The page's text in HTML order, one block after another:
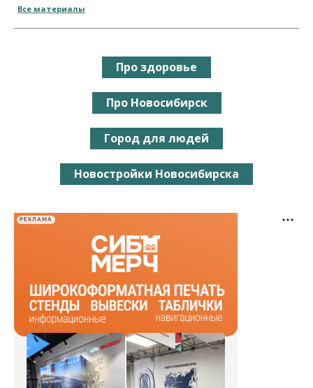
Все материалы
Про здоровье
Про Новосибирск
Город для людей
Новостройки Новосибирска
РЕКЛАМА